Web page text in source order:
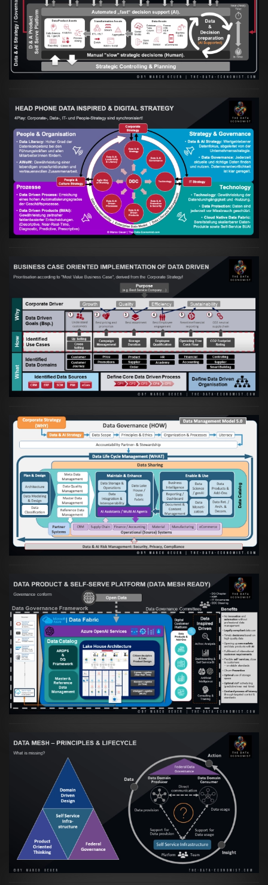
in Hand gehen
VIEW
Artikel:Kennst Du schon die "Head Phone
Data Driven Strategy"?
VIEW
Artikel:
Business Case orientierte
Etablierung einer Data Driven Company
VIEW
Artikel:Die moderne Architektur für
Daten- und KI-orientierte Unternehmen
VIEW
Artikel:Warum eine Data Governance
orientierte Data Fabric essenziell für
skalierbare qualitative Datenprodukte ist
VIEW
Artikel:Data Mesh Ökosysteme: Die
Transformation zur Data Inspired Human
Culture
VIEW